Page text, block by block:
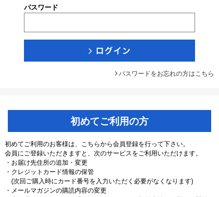
パスワード
パスワードをお忘れの方はこちら
初めてご利用の方
初めてご利用のお客様は、こちらから会員登録を行って下さい。
会員にご登録いただきますと、次のサービスをご利用いただけます。
・お届け先住所の追加・変更
・クレジットカード情報の保管
(次回ご購入時にカード番号を入力いただく必要がなくなります)
・メールマガジンの購読内容の変更